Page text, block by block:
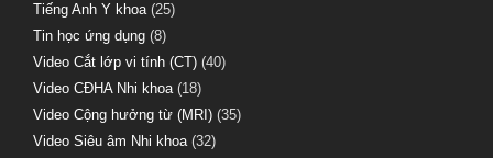
Tiếng Anh Y khoa(25)
Tin học ứng dụng (8)
Video Cắt lớp vi tính (CT) (40)
Video CĐHA Nhi khoa(18)
Video Cộng hưởng từ (MRI) (35)
Video Siêu âm Nhi khoa(32)